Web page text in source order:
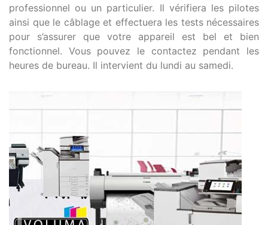
professionnel ou un particulier. Il vérifiera les pilotes
ainsi que le câblage et effectuera les tests nécessaires
pour s’assurer que votre appareil est bel et bien
fonctionnel. Vous pouvez le contactez pendant les
heures de bureau. Il intervient du lundi au samedi.